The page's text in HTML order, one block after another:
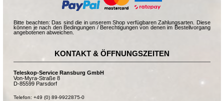
Bitte beachten: Das sind die in unserem Shop verfügbaren Zahlungsarten. Diese
können je nach den Bedingungen / Berechtigungen von denen im Bestellvorgang
angebotenen abweichen.
KONTAKT & ÖFFNUNGSZEITEN
Teleskop-Service Ransburg GmbH
Von-Myra-Straße 8
D-85599 Parsdorf
Telefon: +49 (0) 89-9922875-0